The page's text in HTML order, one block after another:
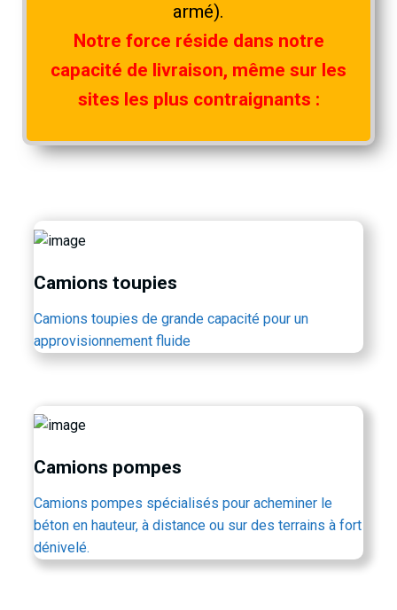
armé).
Notre force réside dans notre
capacité de livraison, même sur les
sites les plus contraignants :
Camions toupies
Camions toupies de grande capacité pour un
approvisionnement fluide
Camions pompes
Camions pompes spécialisés pour acheminer le
béton en hauteur, à distance ou sur des terrains à fort
dénivelé.